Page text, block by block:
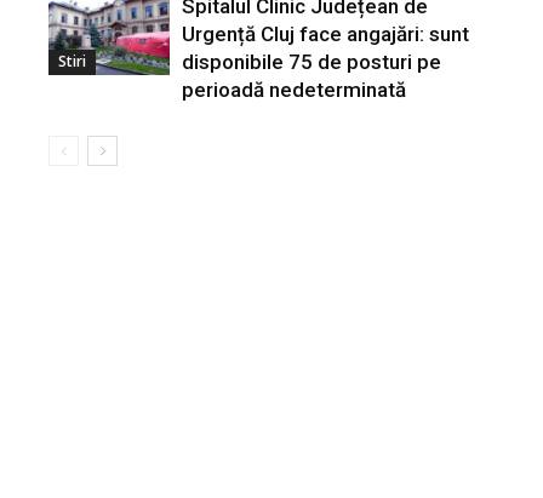
Stiri
Spitalul Clinic Județean de
Urgență Cluj face angajări: sunt
disponibile 75 de posturi pe
perioadă nedeterminată